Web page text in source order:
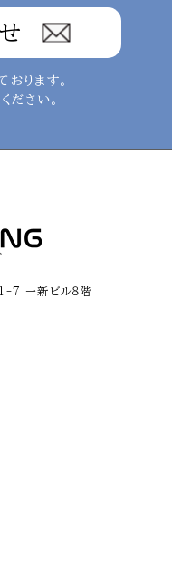
ります。
ださい。
一新ビル８階